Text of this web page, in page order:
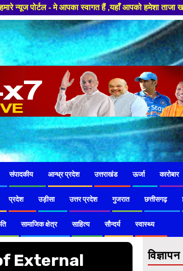
हैं ,यहाँ आपको हमेशा ताजा खबरों से रूबरू कराया
संपादकीय आन्ध्र प्रदेश उत्तराखंड ऊर्जा कारोबार
प्रदेश उड़ीसा उत्तर प्रदेश गुजरात छत्तीसगढ़
सामाजिक क्षेत्र साहित्य सौन्दर्य स्वास्थ्य
External